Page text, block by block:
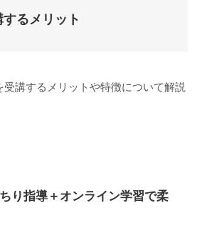
るメリット
講するメリットや特徴について解説
り指導＋オンライン学習で柔